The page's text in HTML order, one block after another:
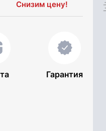
Снизим цену!
Гарантия